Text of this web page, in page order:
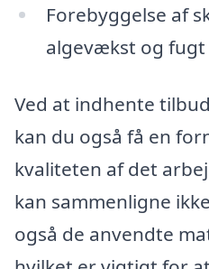
Forebyggelse af
algevækst og fugt
Ved at indhente
kan du også få en
kvaliteten af det
kan sammenligne
også de anvendte